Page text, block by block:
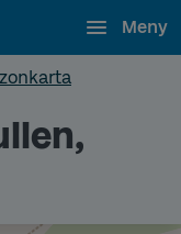
Meny